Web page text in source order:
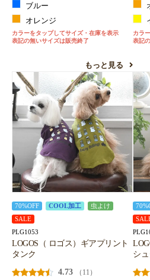
ブルー
オレンジ
カラーをタップしてサイズ・在庫を表示
表記の無いサイズは販売終了
もっと見る
カラ
表記
70%OFF COOL加工
虫よけ
SALE
PLG1053
LOGOS（ ロゴス）ギアプリント
タンク
4.73
（11）
シ
お買い物を続ける